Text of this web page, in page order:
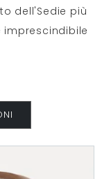
dell'Sedie più